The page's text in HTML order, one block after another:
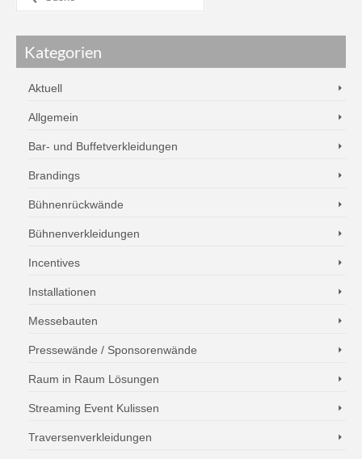
Kategorien
Aktuell
Allgemein
Bar- und Buffetverkleidungen
Brandings
Bühnenrückwände
Bühnenverkleidungen
Incentives
Installationen
Messebauten
Pressewände / Sponsorenwände
Raum in Raum Lösungen
Streaming Event Kulissen
Traversenverkleidungen